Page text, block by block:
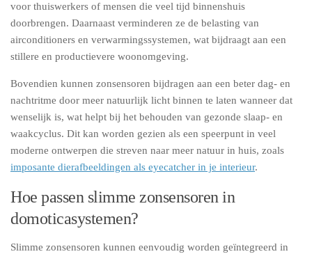
voor thuiswerkers of mensen die veel tijd binnenshuis
doorbrengen. Daarnaast verminderen ze de belasting van
airconditioners en verwarmingssystemen, wat bijdraagt aan een
stillere en productievere woonomgeving.
Bovendien kunnen zonsensoren bijdragen aan een beter dag- en
nachtritme door meer natuurlijk licht binnen te laten wanneer dat
wenselijk is, wat helpt bij het behouden van gezonde slaap- en
waakcyclus. Dit kan worden gezien als een speerpunt in veel
moderne ontwerpen die streven naar meer natuur in huis, zoals
imposante dierafbeeldingen als eyecatcher in je interieur.
Hoe passen slimme zonsensoren in
domoticasystemen?
Slimme zonsensoren kunnen eenvoudig worden geïntegreerd in